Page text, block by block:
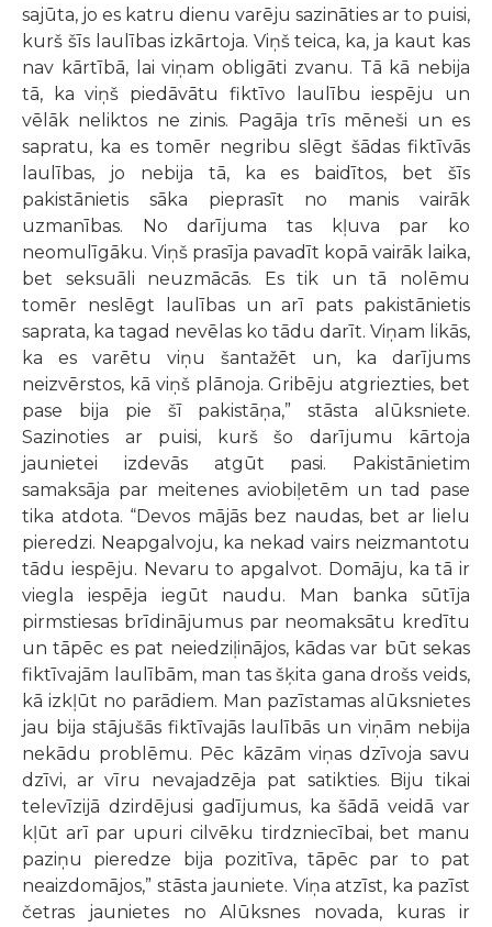
sajūta, jo es katru dienu varēju sazināties ar to puisi,
kurš šīs laulības izkārtoja. Viņš teica, ka, ja kaut kas
nav kārtībā, lai viņam obligāti zvanu. Tā kā nebija
tā, ka viņš piedāvātu fiktīvo laulību iespēju un
vēlāk neliktos ne zinis. Pagāja trīs mēneši un es
sapratu, ka es tomēr negribu slēgt šādas fiktīvās
laulības, jo nebija tā, ka es baidītos, bet šīs
pakistānietis sāka pieprasīt no manis vairāk
uzmanības. No darījuma tas kļuva par ko
neomulīgāku. Viņš prasīja pavadīt kopā vairāk laika,
bet seksuāli neuzmācās. Es tik un tā nolēmu
tomēr neslēgt laulības un arī pats pakistānietis
saprata, ka tagad nevēlas ko tādu darīt. Viņam likās,
ka es varētu viņu šantažēt un, ka darījums
neizvērstos, kā viņš plānoja. Gribēju atgriezties, bet
pase bija pie šī pakistāņa,” stāsta alūksniete.
Sazinoties ar puisi, kurš šo darījumu kārtoja
jaunietei izdevās atgūt pasi. Pakistānietim
samaksāja par meitenes aviobiļetēm un tad pase
tika atdota. “Devos mājās bez naudas, bet ar lielu
pieredzi. Neapgalvoju, ka nekad vairs neizmantotu
tādu iespēju. Nevaru to apgalvot. Domāju, ka tā ir
viegla iespēja iegūt naudu. Man banka sūtīja
pirmstiesas brīdinājumus par neomaksātu kredītu
un tāpēc es pat neiedziļinājos, kādas var būt sekas
fiktīvajām laulībām, man tas šķita gana drošs veids,
kā izkļūt no parādiem. Man pazīstamas alūksnietes
jau bija stājušās fiktīvajās laulībās un viņām nebija
nekādu problēmu. Pēc kāzām viņas dzīvoja savu
dzīvi, ar vīru nevajadzēja pat satikties. Biju tikai
televīzijā dzirdējusi gadījumus, ka šādā veidā var
kļūt arī par upuri cilvēku tirdzniecībai, bet manu
paziņu pieredze bija pozitīva, tāpēc par to pat
neaizdomājos,” stāsta jauniete. Viņa atzīst, ka pazīst
četras jaunietes no Alūksnes novada, kuras ir